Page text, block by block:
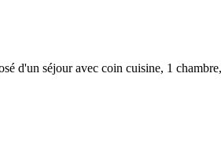
d'un séjour avec coin cuisine, 1